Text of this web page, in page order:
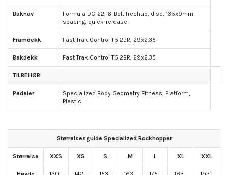
Baknav
Formula DC-22, 6-Bolt freehub, disc, 135x9mm
spacing, quick-release
Framdekk Fast Trak Control T5 2BR, 29x2.35
Bakdekk Fast Trak Control T5 2BR, 29x2.35
TILBEHØR
Pedaler
Specialized Body Geometry Fitness, Platform,
Plastic
Størrelsesguide Specialized Rockhopper
Størrelse XXS XS S M L XL XXL